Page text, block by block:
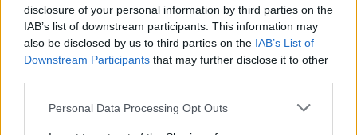
disclosure of your personal information by third parties on the
IAB’s list of downstream participants. This information may
also be disclosed by us to third parties on the IAB’s List of
Downstream Participants that may further disclose it to other
Personal Data Processing Opt Outs